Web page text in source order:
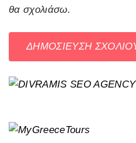
θα σχολιάσω.